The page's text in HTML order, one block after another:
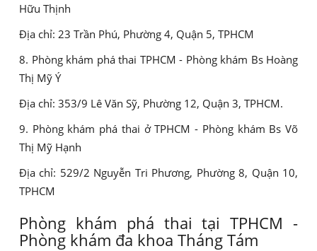
Hữu Thịnh
Địa chỉ: 23 Trần Phú, Phường 4, Quận 5, TPHCM
8. Phòng khám phá thai TPHCM - Phòng khám Bs Hoàng
Thị Mỹ Ý
Địa chỉ: 353/9 Lê Văn Sỹ, Phường 12, Quận 3, TPHCM.
9. Phòng khám phá thai ở TPHCM - Phòng khám Bs Võ
Thị Mỹ Hạnh
Địa chỉ: 529/2 Nguyễn Tri Phương, Phường 8, Quận 10,
TPHCM
Phòng khám phá thai tại TPHCM -
Phòng khám đa khoa Tháng Tám